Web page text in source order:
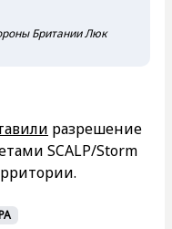
Британии Люк
разрешение
SCALP/Storm